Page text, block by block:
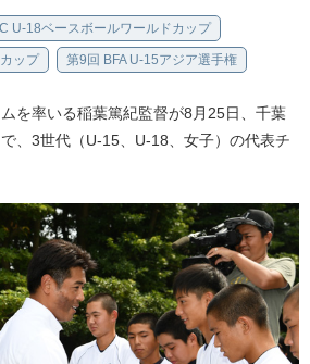
U-18ベースボールワールドカップ
ップ 第9回 BFA U-15アジア選手権
を率いる稲葉篤紀監督が8月25日、千葉
、3世代（U-15、U-18、女子）の代表チ